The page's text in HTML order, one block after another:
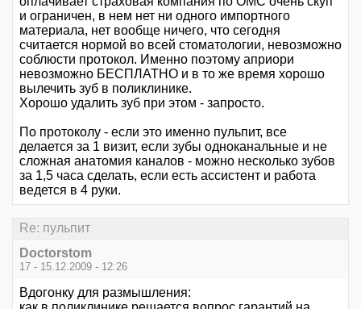
и ограничен, в нем нет ни одного импортного
материала, нет вообще ничего, что сегодня
считается нормой во всей стоматологии, невозможно
соблюсти протокол. Именно поэтому априори
невозможно БЕСПЛАТНО и в то же время хорошо
вылечить зуб в поликлинике.
Хорошо удалить зуб при этом - запросто.
По протоколу - если это именно пульпит, все
делается за 1 визит, если зубы одноканальные и не
сложная анатомия каналов - можно несколько зубов
за 1,5 часа сделать, если есть ассистент и работа
ведется в 4 руки.
Re: пульпит
Doctorstom
17 - 15.12.2009 - 12:26
Вдогонку для размышления: